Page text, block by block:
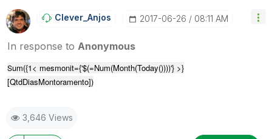
Clever_Anjos ‎2017-06-26 08:11 AM
In response to Anonymous
Sum({1< mesmonit={'$(=Num(Month(Today())))'} >}
[QtdDiasMontoramento])
3,646 Views